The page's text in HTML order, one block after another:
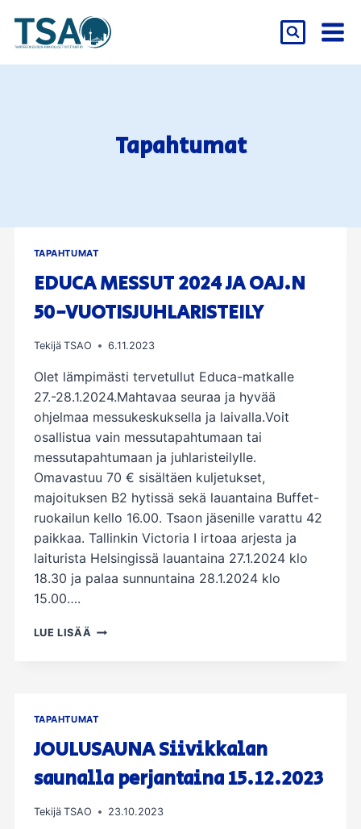
sisältöön
Tapahtumat
TAPAHTUMAT
EDUCA MESSUT 2024 JA OAJ.N
50-VUOTISJUHLARISTEILY
Tekijä TSAO 6.11.2023
Olet lämpimästi tervetullut Educa-matkalle
27.-28.1.2024.Mahtavaa seuraa ja hyvää
ohjelmaa messukeskuksella ja laivalla.Voit
osallistua vain messutapahtumaan tai
messutapahtumaan ja juhlaristeilylle.
Omavastuu 70 € sisältäen kuljetukset,
majoituksen B2 hytissä sekä lauantaina Buffet-
ruokailun kello 16.00. Tsaon jäsenille varattu 42
paikkaa. Tallinkin Victoria I irtoaa arjesta ja
laiturista Helsingissä lauantaina 27.1.2024 klo
18.30 ja palaa sunnuntaina 28.1.2024 klo
15.00….
LUE LISÄÄ EDUCA
VUOTISJUHLARISTEILY
TAPAHTUMAT
JOULUSAUNA Siivikkalan
saunalla perjantaina 15.12.2023
Tekijä TSAO 23.10.2023